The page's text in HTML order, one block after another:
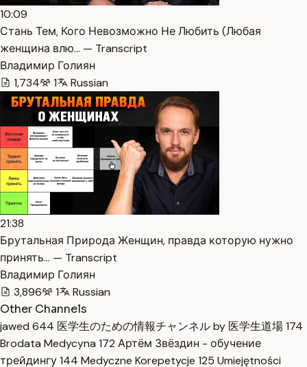
10:09
Стань Тем, Кого Невозможно Не Любить (Любая
женщина влю… — Transcript
Владимир Голиян
1,734
1 Russian
21:38
Брутальная Природа Женщин, правда которую нужно
принять… — Transcript
Владимир Голиян
3,896
1
Russian
Other Channels
jawed 644 医学生のための情報チャンネル by 医学生道場174
Brodata Medycyna 172 Артём Звёздин - обучение
трейдингу144 Medyczne Korepetycje 125 Umiejętności